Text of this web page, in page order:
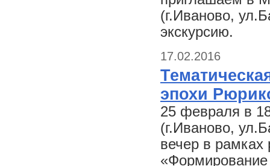
(г.Иваново,
экскурсию.
17.02.2016
эпохи
25 февраля в
(г.Иваново,
вечер в рамках
«Формирование